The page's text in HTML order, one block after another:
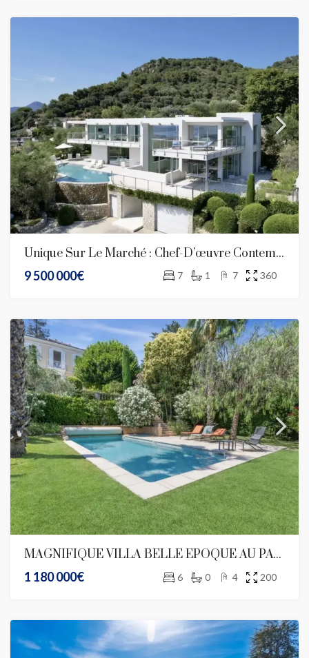
Unique Sur Le Marché : Chef-D’œuvre Contemporain Signé Jacqueline Morabito Au Vinaigrier, Nice
9 500 000€
7 1 7 360
MAGNIFIQUE VILLA BELLE EPOQUE AU PAYS PARFUMé DE GRASSE
1 180 000€
6 0 4 200